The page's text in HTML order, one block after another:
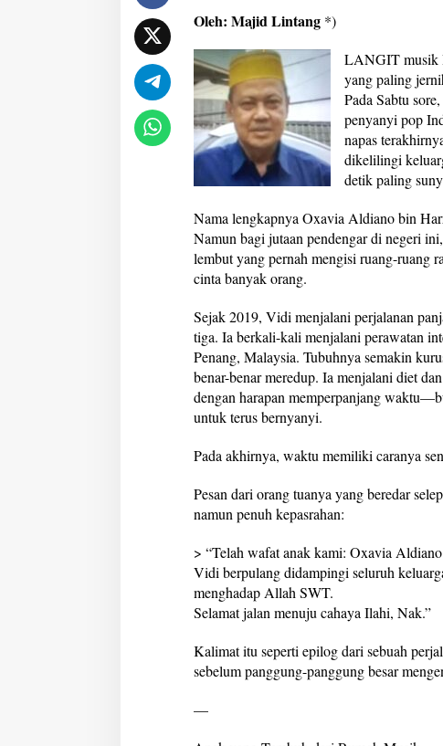
a
B
e
n
i
n
g
”
P
u
n
g
k
e
K
e
h
e
n
i
g
a
Oleh: Majid Lintang*)
LANGIT musik
yang paling
Pada Sabtu
penyanyi pop
napas
dikelilingi
detik paling
Nama lengkapnya Oxavia Aldiano bin
Namun bagi jutaan pendengar di negeri
lembut yang pernah mengisi ruang-ruang
cinta banyak orang.
Sejak 2019, Vidi menjalani perjalanan
tiga. Ia berkali-kali menjalani perawatan
Penang, Malaysia. Tubuhnya semakin
benar-benar meredup. Ia menjalani diet
dengan harapan memperpanjang
untuk terus bernyanyi.
Pada akhirnya, waktu memiliki caranya
Pesan dari orang tuanya yang beredar
namun penuh kepasrahan:
> “Telah wafat anak kami: Oxavia
Vidi berpulang didampingi seluruh
menghadap Allah SWT.
Selamat jalan menuju cahaya Ilahi, Nak.”
Kalimat itu seperti epilog dari sebuah
sebelum panggung-panggung besar
—